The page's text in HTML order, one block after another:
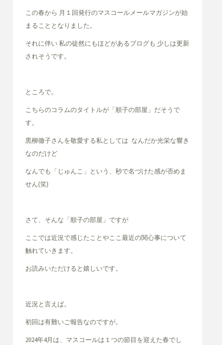
この春から 月１回発行のマスコールメールマガジンが始
まることとなりました。
それに伴い 私の徒然にもほどがあるブログも 少しは更新
されそうです。
ところで。
こちらのコラムのタイトルが「順子の部屋」だそうで
す。
黒柳徹子さんを敬愛する私としては なんだか光栄な響き
なのだけど
なんでも「じゅんこ」という、秒で名づけた感が否めま
せん(笑)
さて、そんな「順子の部屋」ですが
ここでは近況で感じたことやここ最近の関心事について
触れていきます。
お読みいただけると嬉しいです。
近況と言えば。
初回は有難いご報告なのですが。
2024年4月は、マスコールは１つの節目を迎えた春でし